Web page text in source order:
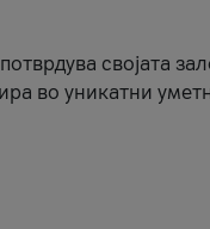
својата
во уникатни